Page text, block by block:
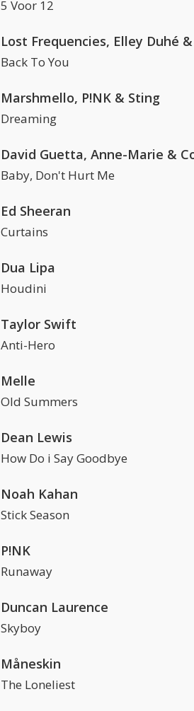
5 Voor 12
Back To You
Marshmello, P!NK & Sting
Dreaming
Baby, Don't Hurt Me
Ed Sheeran
Curtains
Dua Lipa
Houdini
Taylor Swift
Anti-Hero
Melle
Old Summers
Dean Lewis
How Do i Say Goodbye
Noah Kahan
Stick Season
P!NK
Runaway
Duncan Laurence
Skyboy
Måneskin
The Loneliest